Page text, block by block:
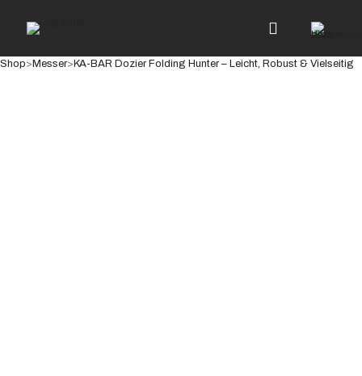
Shop> Messer> KA-BAR Dozier Folding Hunter – Leicht, Robust & Vielseitig